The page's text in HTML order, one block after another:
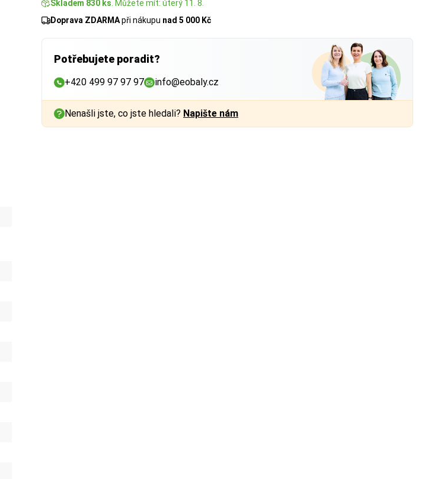
Skladem 830 ks . Můžete mít: úterý 11. 8.
Doprava ZDARMApři nákupu nad 5 000 Kč
Potřebujete poradit?
+420 499 97 97 97 info@eobaly.cz
Nenašli jste, co jste hledali? Napište nám